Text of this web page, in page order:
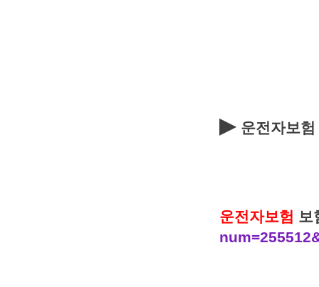
▶ 운전자보
운전자보험 보